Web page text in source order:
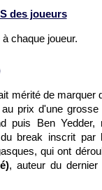
des joueurs
chaque joueur.
mérité de marquer
prix d'une
puis Ben
break inscrit
qui ont
, auteur du